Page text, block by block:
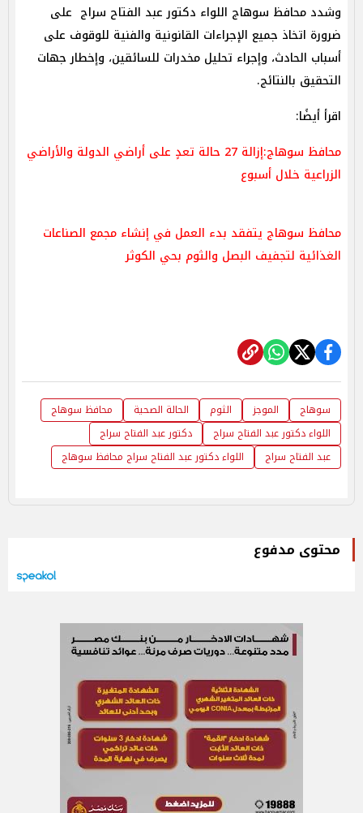
وشدد محافظ سوهاج اللواء دكتور عبد الفتاح سراج على
ضرورة اتخاذ جميع الإجراءات القانونية والفنية للوقوف على
أسباب الحادث، وإجراء تحليل مخدرات للسائقين، وإخطار جهات
التحقيق بالنتائج.
اقرأ أيضًا:
محافظ سوهاج:إزالة 27 حالة تعدٍ على أراضي الدولة والأراضي
الزراعية خلال أسبوع
محافظ سوهاج يتفقد بدء العمل في إنشاء مجمع الصناعات
الغذائية لتجفيف البصل والثوم بحي الكوثر
سوهاج الموجز الثوم الحالة الصحية
محافظ سوهاج
اللواء دكتور عبد الفتاح سراج
دكتور عبد الفتاح سراج
عبد الفتاح سراج
اللواء دكتور عبد الفتاح سراج محافظ سوهاج
محتوى مدفوع